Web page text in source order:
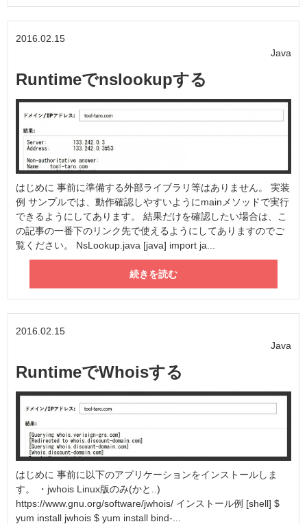
2016.02.15
Java
Runtimeでnslookupする
はじめに 事前に準備する外部ライブラリ等はありません。 実装
例 サンプルでは、動作確認しやすいようにmainメソッドで実行
できるようにしてあります。 結果だけを確認したい場合は、こ
の記事の一番下のリンク先で使えるようにしてありますのでご
覧ください。 NsLookup.java [java] import ja...
続きを読む
2016.02.15
Java
RuntimeでWhoisする
はじめに 事前に以下のアプリケーションをインストールしま
す。 ・jwhois Linux版のみ(かと..)
https://www.gnu.org/software/jwhois/ インストール例 [shell] $
yum install jwhois $ yum install bind-...